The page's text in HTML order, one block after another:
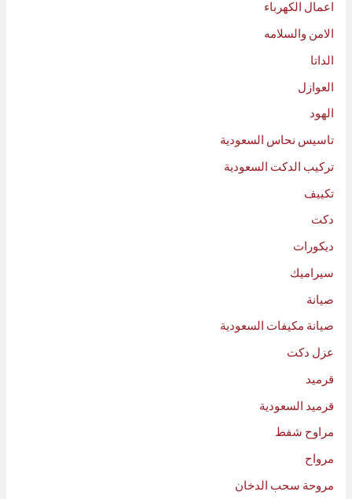
اعمال الكهرباء
الامن والسلامه
الداتا
العوازل
الهود
تاسيس نحاس السعودية
تركيب الدكت السعودية
تكييف
دكت
ديكورات
سيراميك
صيانة
صيانة مكيفات السعودية
عزل دكت
قرميد
قرميد السعودية
مراوح شفط
مرواح
مروحة سحب الدخان